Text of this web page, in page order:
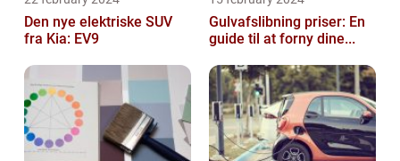
Den nye elektriske SUV
fra Kia: EV9
Gulvafslibning priser: En
guide til at forny dine...